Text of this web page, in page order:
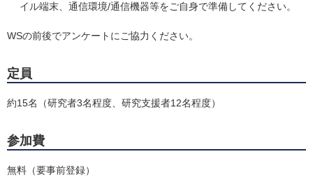
イル端末、通信環境/通信機器等をご自身で準備してください。
WSの前後でアンケートにご協力ください。
定員
約15名（研究者3名程度、研究支援者12名程度）
参加費
無料（要事前登録）